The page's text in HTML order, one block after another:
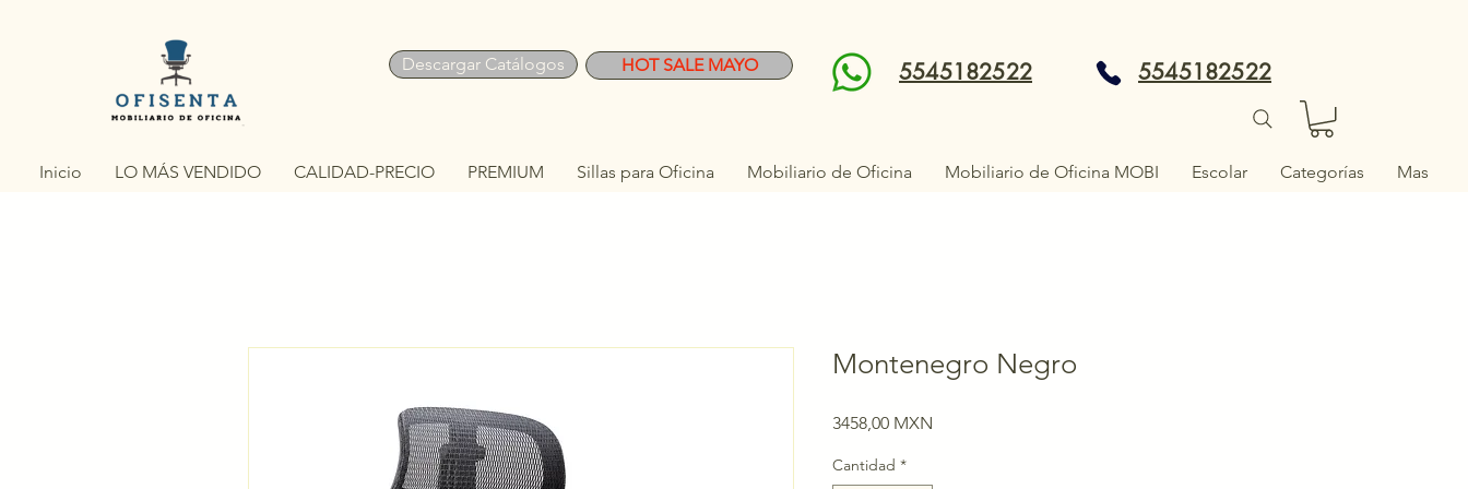
HOT SALE MAYO 5545182522 5545182522
Descargar Catálogos
Inicio LO MÁS VENDIDO CALIDAD-PRECIO PREMIUM Sillas para Oficina Mobiliario de Oficina Mobiliario de Oficina MOBI Escolar Categorías Mas
Montenegro Negro
3458,00 MXN
Cantidad *